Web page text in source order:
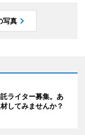
写真
ライター募集。あ
してみませんか？